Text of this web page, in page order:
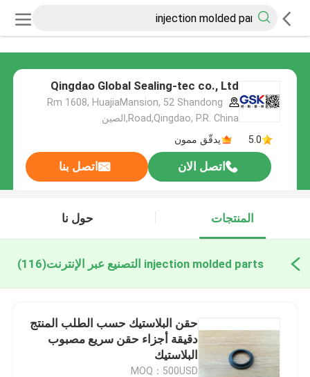
Qingdao Global Sealing-tec co., Ltd
Rm 1608, HuajiaMansion, 52 Shandong
Road,Qingdao, P.R. China,الصين
5.0
يدقّق ممون
اتصل الان اتصل بنا
المنتجات حول نا
injection molded parts التصنيع عبر الإنترنت (116)
حقن البلاستيك حسب الطلب المنتج
دقيقة أجزاء حقن سريع مصبوب
البلاستيك
MOQ：500USD